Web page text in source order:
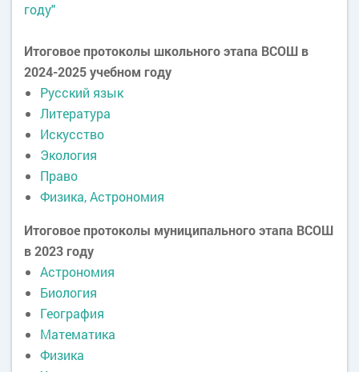
году"
Итоговое протоколы школьного этапа ВСОШ в
2024-2025 учебном году
Русский язык
Литература
Искусство
Экология
Право
Физика, Астрономия
Итоговое протоколы муниципального этапа ВСОШ
в 2023 году
Астрономия
Биология
География
Математика
Физика